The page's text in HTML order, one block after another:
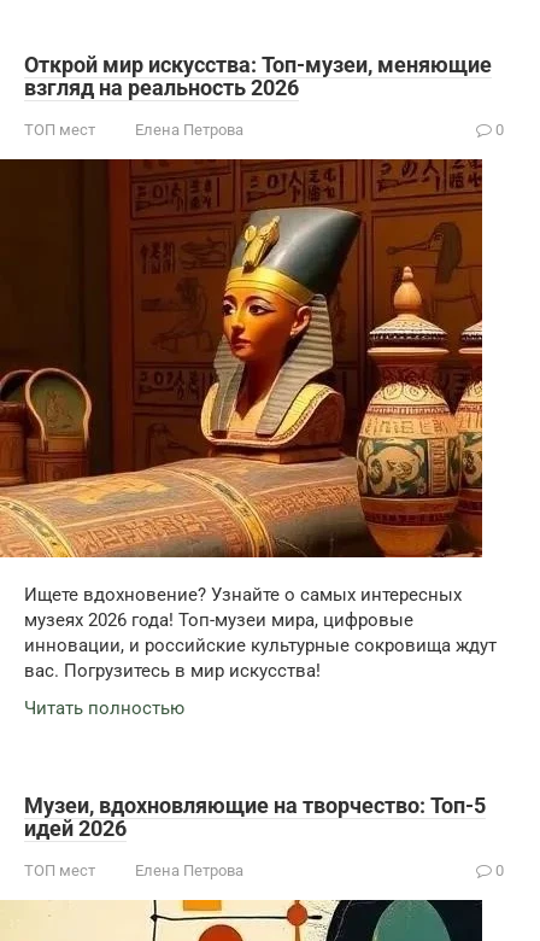
Открой мир искусства: Топ-музеи, меняющие
взгляд на реальность 2026
ТОП мест Елена Петрова 0
Ищете вдохновение? Узнайте о самых интересных
музеях 2026 года! Топ-музеи мира, цифровые
инновации, и российские культурные сокровища ждут
вас. Погрузитесь в мир искусства!
Читать полностью
Музеи, вдохновляющие на творчество: Топ-5
идей 2026
ТОП мест Елена Петрова 0